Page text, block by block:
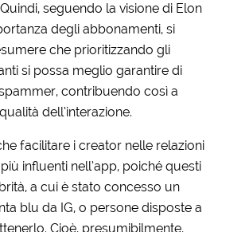
seguendo la visione di Elon
degli abbonamenti, si
che prioritizzando gli
si possa meglio garantire di
contribuendo così a
dell’interazione.
facilitare i creator nelle relazioni
influenti nell’app, poiché questi
a cui è stato concesso un
blu da IG, o persone disposte a
Cioè, presumibilmente,